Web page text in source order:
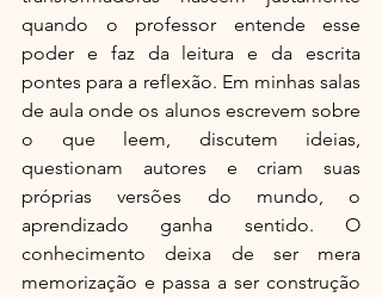
quando o professor entende esse
poder e faz da leitura e da escrita
pontes para a reflexão. Em minhas salas
de aula onde os alunos escrevem sobre
o que leem, discutem ideias,
questionam autores e criam suas
próprias versões do mundo, o
aprendizado ganha sentido. O
conhecimento deixa de ser mera
memorização e passa a ser construção